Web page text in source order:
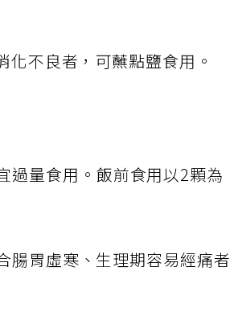
不良者，可蘸點鹽食用。
過量食用。飯前食用以2顆為
腸胃虛寒、生理期容易經痛者